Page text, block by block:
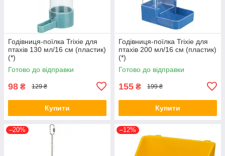
Годівниця-поїлка Trixie для
птахів 130 мл/16 см (пластик)
(*)
Готово до відправки
98 ₴ 129 ₴
Купити
Годівниця-поїлка Trixie для
птахів 200 мл/16 см (пластик)
(*)
Готово до відправки
155 ₴ 199 ₴
Купити
–20% –12%